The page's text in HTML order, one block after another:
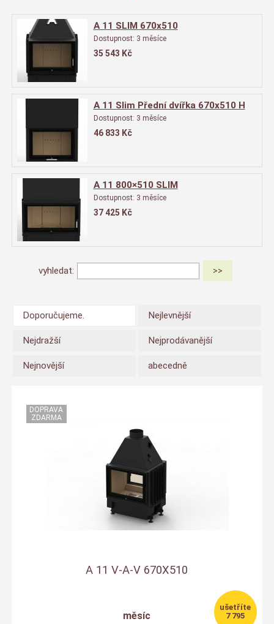
A 11 SLIM 670x510
Dostupnost: 3 měsíce
35 543 Kč
A 11 Slim Přední dvířka 670x510 H
Dostupnost: 3 měsíce
46 833 Kč
A 11 800×510 SLIM
Dostupnost: 3 měsíce
37 425 Kč
vyhledat:
Doporučujeme. Nejlevnější
Nejdražší Nejprodávanější
Nejnovější abecedně
A 11 V-A-V 670X510
měsíc 7 795